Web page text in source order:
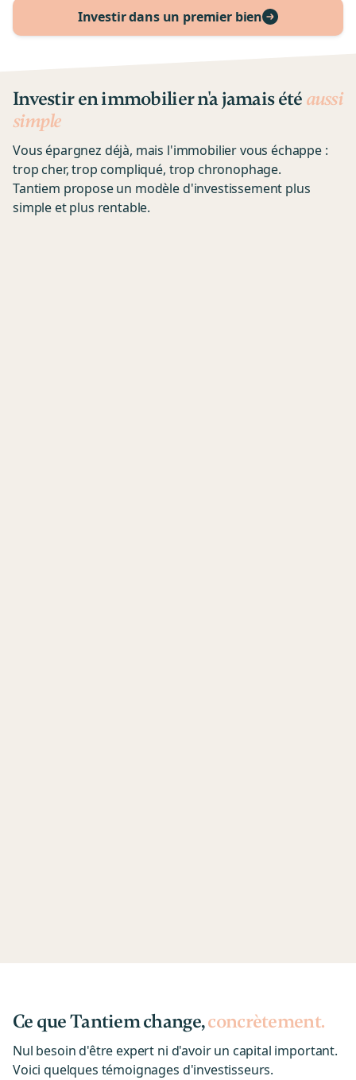
Investir dans un premier bien
Investir en immobilier n'a jamais été aussi
simple
Vous épargnez déjà, mais l'immobilier vous échappe :
trop cher, trop compliqué, trop chronophage.
Tantiem propose un modèle d'investissement plus
simple et plus rentable.
Ce que Tantiem change,concrètement.
Nul besoin d'être expert ni d'avoir un capital important.
Voici quelques témoignages d'investisseurs.